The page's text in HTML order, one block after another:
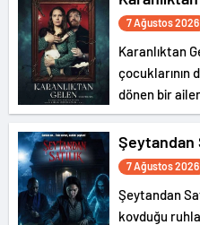
7 Ağustos 2026
Karanlıktan
çocuklarının
dönen bir
Şeytandan
7 Ağustos 2026
Şeytandan
kovduğu